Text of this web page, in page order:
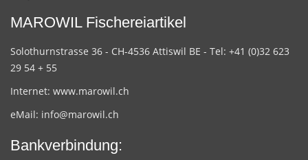
MAROWIL Fischereiartikel
Solothurnstrasse 36 - CH-4536 Attiswil BE - Tel: +41 (0)32 623
29 54 + 55
Internet: www.marowil.ch
eMail: info@marowil.ch
Bankverbindung: